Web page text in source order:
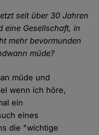
seit über 30 Jahren
eine Gesellschaft, in
mehr bevormunden
müde?
müde und
wenn ich höre,
ein
eines
die "wichtige